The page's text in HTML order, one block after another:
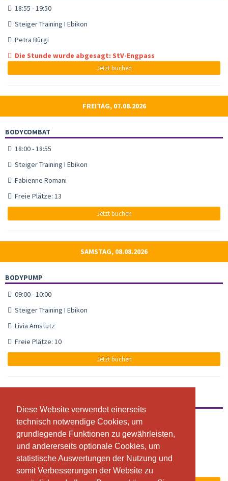
Diese Website verwendet einerseits
technisch notwendige Cookies, um
grundlegende Funktionen zu gewährleisten,
und andererseits optionale Cookies, um
statistische Auswertungen der Nutzung und
somit Verbesserungen der Website zu
Diese Website verwendet einerseits
technisch notwendige Cookies, um
grundlegende Funktionen zu gewährleisten,
und andererseits optionale Cookies, um
statistische Auswertungen der Nutzung und
somit Verbesserungen der Website zu
18:55 - 19:50
Steiger Training I Ebikon
Petra Bürgi
Die Stunde wurde abgesagt: StV-Engpass
Jetzt buchen
FREITAG, 07.08.2026
BODYCOMBAT
18:00 - 18:55
Steiger Training I Ebikon
Fabienne Romani
Freie Plätze: 13
Jetzt buchen
SAMSTAG, 08.08.2026
BODYPUMP
09:00 - 10:00
Steiger Training I Ebikon
Livia Amstutz
Freie Plätze: 10
Jetzt buchen
10:00 - 11:00
Steiger Training I Ebikon
Anita Schaufelberger
Freie Plätze: 14